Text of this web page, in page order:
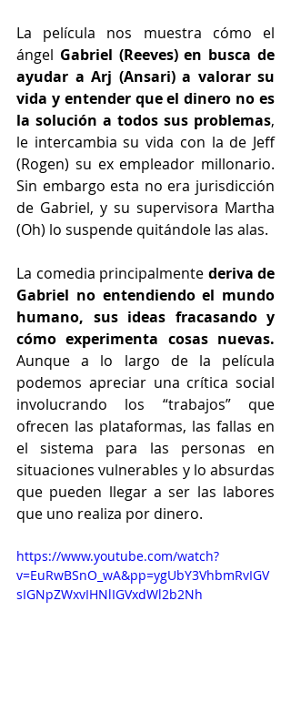
La película nos muestra cómo el
ángel Gabriel (Reeves) en busca de
ayudar a Arj (Ansari) a valorar su
vida y entender que el dinero no es
la solución a todos sus problemas,
le intercambia su vida con la de Jeff
(Rogen) su ex empleador millonario.
Sin embargo esta no era jurisdicción
de Gabriel, y su supervisora Martha
(Oh) lo suspende quitándole las alas.
La comedia principalmente deriva de
Gabriel no entendiendo el mundo
humano, sus ideas fracasando y
Aunque a lo largo de la película
podemos apreciar una crítica social
involucrando los “trabajos” que
ofrecen las plataformas, las fallas en
el sistema para las personas en
situaciones vulnerables y lo absurdas
que pueden llegar a ser las labores
que uno realiza por dinero.
https://www.youtube.com/watch?
v=EuRwBSnO_wA&pp=ygUbY3VhbmRvIGV
sIGNpZWxvIHNlIGVxdWl2b2Nh